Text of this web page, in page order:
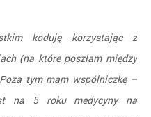
koduję korzystając z
(na które poszłam między
tym mam wspólniczkę –
na 5 roku medycyny na